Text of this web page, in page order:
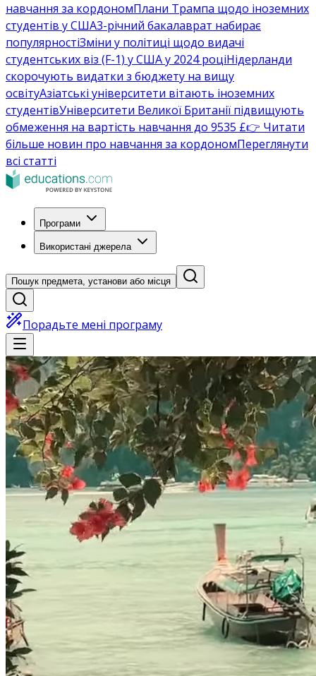
навчання за кордономПлани Трампа щодо іноземних
студентів у США3-річний бакалаврат набирає
популярностіЗміни у політиці щодо видачі
студентських віз (F-1) у США у 2024 роціНідерланди
скорочують видатки з бюджету на вищу
освітуАзіатські університети вітають іноземних
студентівУніверситети Великої Британії підвищують
обмеження на вартість навчання до 9535 £👉 Читати
більше новин про навчання за кордономПереглянути
всі статті
Програми
Використані джерела
Пошук предмета, установи або місця
Порадьте мені програму